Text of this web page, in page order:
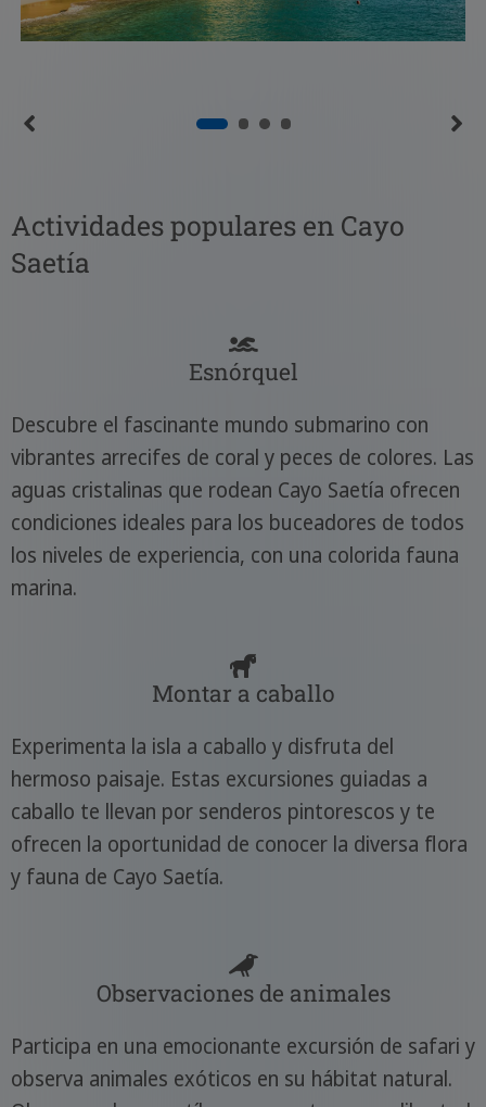
Actividades populares en Cayo
Saetía
Esnórquel
Descubre el fascinante mundo submarino con
vibrantes arrecifes de coral y peces de colores. Las
aguas cristalinas que rodean Cayo Saetía ofrecen
condiciones ideales para los buceadores de todos
los niveles de experiencia, con una colorida fauna
marina.
Montar a caballo
Experimenta la isla a caballo y disfruta del
hermoso paisaje. Estas excursiones guiadas a
caballo te llevan por senderos pintorescos y te
ofrecen la oportunidad de conocer la diversa flora
y fauna de Cayo Saetía.
Observaciones de animales
Participa en una emocionante excursión de safari y
observa animales exóticos en su hábitat natural.